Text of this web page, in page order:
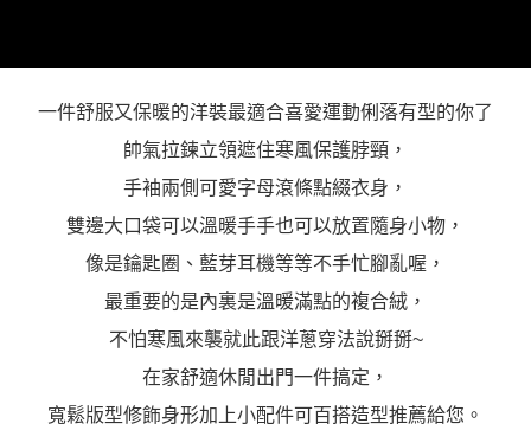
一件舒服又保暖的洋裝最適合喜愛運動俐落有型的你了
帥氣拉鍊立領遮住寒風保護脖頸，
手袖兩側可愛字母滾條點綴衣身，
雙邊大口袋可以溫暖手手也可以放置隨身小物，
像是鑰匙圈、藍芽耳機等等不手忙腳亂喔，
最重要的是內裏是溫暖滿點的複合絨，
不怕寒風來襲就此跟洋蔥穿法說掰掰~
在家舒適休閒出門一件搞定，
寬鬆版型修飾身形加上小配件可百搭造型推薦給您。